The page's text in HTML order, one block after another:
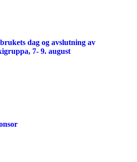
dag og avslutning av
7- 9. august